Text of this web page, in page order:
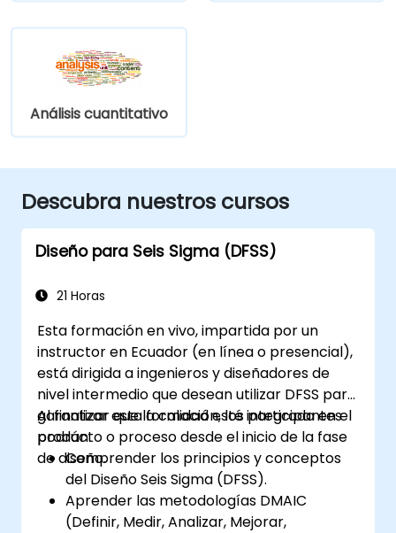
Análisis cuantitativo
Descubra nuestros cursos
Diseño para Seis Sigma (DFSS)
21 Horas
Esta formación en vivo, impartida por un
instructor en Ecuador (en línea o presencial),
está dirigida a ingenieros y diseñadores de
nivel intermedio que desean utilizar DFSS para
garantizar que la calidad esté integrada en el
producto o proceso desde el inicio de la fase
de diseño.
Al finalizar esta formación, los participantes
podrán:
Comprender los principios y conceptos
del Diseño Seis Sigma (DFSS).
Aprender las metodologías DMAIC
(Definir, Medir, Analizar, Mejorar,